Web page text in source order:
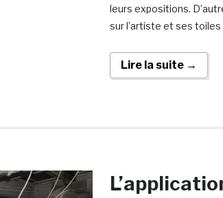
leurs expositions.
sur l’artiste et ses
Lire la suite →